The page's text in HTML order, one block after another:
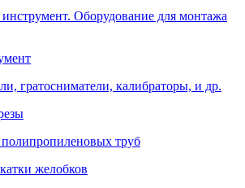
Оборудование для монтажа
гратосниматели, калибраторы, и др.
труб
желобков